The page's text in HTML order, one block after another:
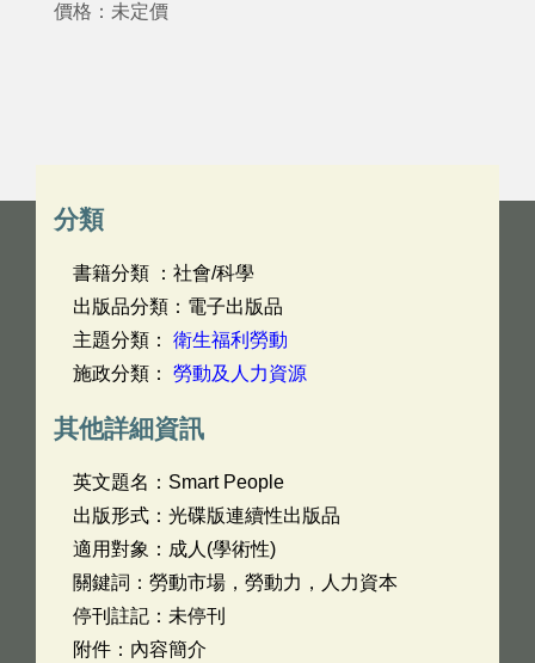
價格：未定價
分類
書籍分類 ：社會/科學
出版品分類：電子出版品
主題分類： 衛生福利勞動
施政分類： 勞動及人力資源
其他詳細資訊
英文題名： Smart People
出版形式：光碟版連續性出版品
適用對象：成人(學術性)
關鍵詞：勞動市場，勞動力，人力資本
停刊註記：未停刊
附件：內容簡介